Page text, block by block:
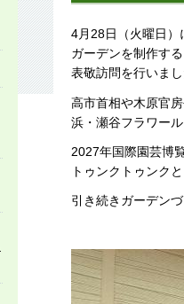
4月28日（火曜日）
ガーデンを制作す
表敬訪問を行いまし
高市首相や木原官
浜・瀬谷フラワー
2027年国際園芸博
トゥンクトゥンク
引き続きガーデン